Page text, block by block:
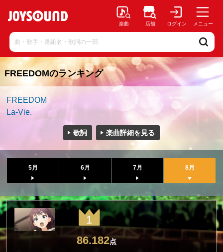
楽曲 店舗 ログイン メニュー
FREEDOMのランキング
FREEDOM
La-Vie.
歌詞 楽曲詳細を見る
5月 6月 7月 8月
1
86.182点